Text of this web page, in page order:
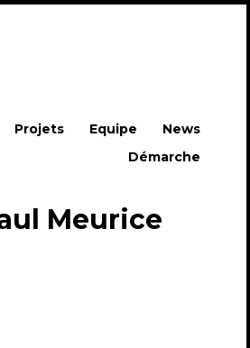
Menu
Skip to content News
Equipe
Projets
Démarche
Meurice